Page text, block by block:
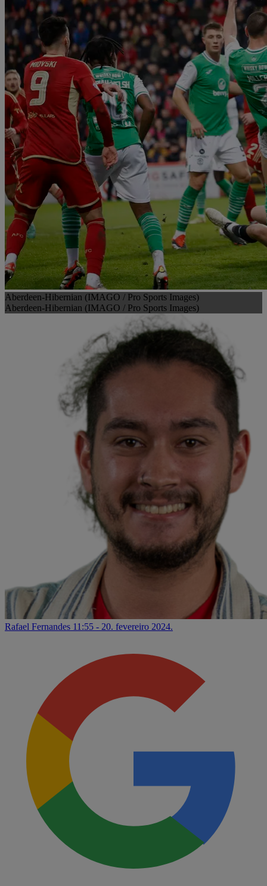
Aberdeen-Hibernian (IMAGO / Pro Sports Images)
Aberdeen-Hibernian (IMAGO / Pro Sports Images)
Rafael Fernandes 11:55 - 20. fevereiro 2024.